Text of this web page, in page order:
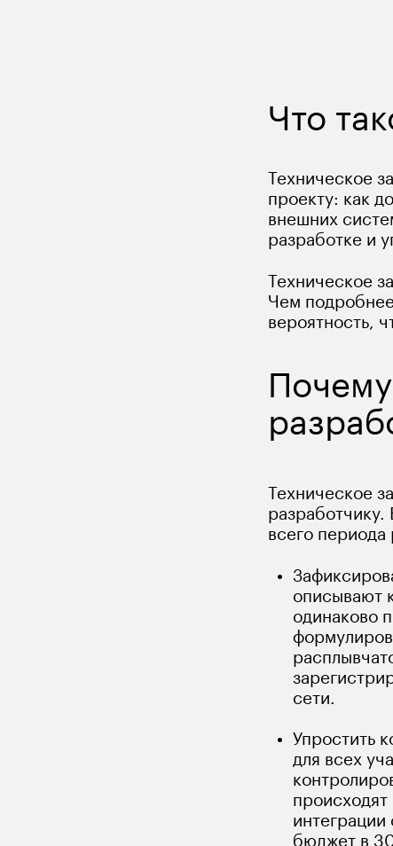
Что
Техническое
проекту: как
внешних
разработке и
Техническое
Чем
вероятность,
Техническое
разработчику.
всего периода
описывают
одинаково
сети.
Упростить
для всех
бюджет в